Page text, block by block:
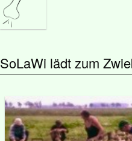
SoLaWi lädt zum